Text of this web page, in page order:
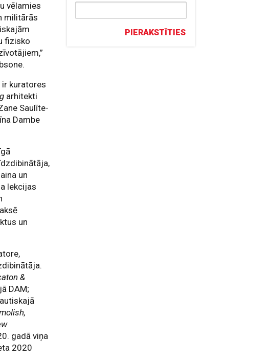
vēlamies
militārās
fizisko
kuratores
arhitekti
Saulīte-
Dambe
un
lekcijas
un
&
DAM;
gadā viņa
2020
PIERAKSTĪTIES